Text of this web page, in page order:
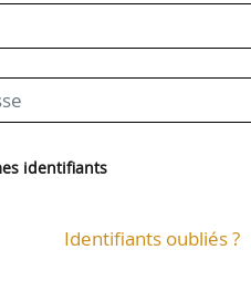
identifiants
Identifiants oubliés ?